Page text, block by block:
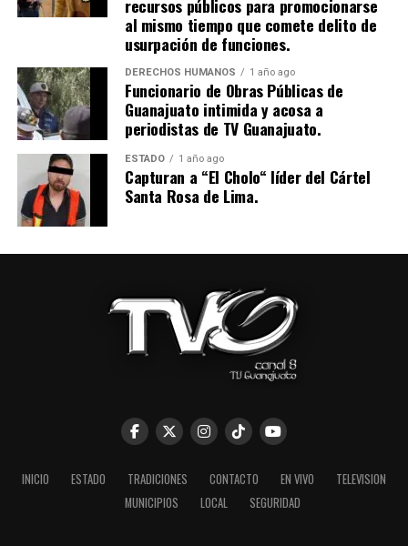
recursos públicos para promocionarse
al mismo tiempo que comete delito de
usurpación de funciones.
DERECHOS HUMANOS 1 año ago
Funcionario de Obras Públicas de
Guanajuato intimida y acosa a
periodistas de TV Guanajuato.
ESTADO 1 año ago
Capturan a “El Cholo“ líder del Cártel
Santa Rosa de Lima.
INICIO ESTADO TRADICIONES CONTACTO EN VIVO
TELEVISION
MUNICIPIOS
LOCAL SEGURIDAD